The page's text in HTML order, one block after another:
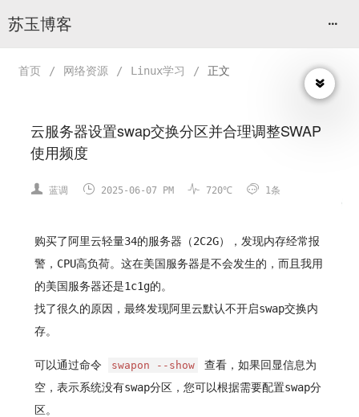
苏玉博客
首页 / 网络资源 / Linux学习 / 正文
云服务器设置swap交换分区并合理调整SWAP
使用频度
 蓝调  2025-06-07 PM  720℃  1条
购买了阿里云轻量34的服务器（2C2G），发现内存经常报
警，CPU高负荷。这在美国服务器是不会发生的，而且我用
的美国服务器还是1c1g的。
找了很久的原因，最终发现阿里云默认不开启swap交换内
存。
可以通过命令 swapon --show
查看，如果回显信息为
空，表示系统没有swap分区，您可以根据需要配置swap分
区。